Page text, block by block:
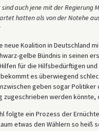
auch jene mit der Regierung
hatten als von der Notehe
neue Koalition in Deutschland
gelbe Bündnis in seinen
für die Hilfsbedürftigen
es überwiegend
geben sogar
zugeschrieben werden
folgte ein Prozess der
etwas den Wählern so